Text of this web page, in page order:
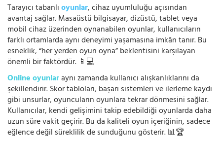
Tarayıcı tabanlıoyunlar, cihaz uyumluluğu açısından
avantaj sağlar. Masaüstü bilgisayar, dizüstü, tablet veya
mobil cihaz üzerinden oynanabilen oyunlar, kullanıcıların
farklı ortamlarda aynı deneyimi yaşamasına imkân tanır. Bu
esneklik, “her yerden oyun oyna” beklentisini karşılayan
önemli bir faktördür. 📱💻
Online oyunlaraynı zamanda kullanıcı alışkanlıklarını da
şekillendirir. Skor tabloları, başarı sistemleri ve ilerleme kaydı
gibi unsurlar, oyuncuların oyunlara tekrar dönmesini sağlar.
Kullanıcılar, kendi gelişimini takip edebildiği oyunlarda daha
uzun süre vakit geçirir. Bu da kaliteli oyun içeriğinin, sadece
eğlence değil süreklilik de sunduğunu gösterir. 📊🏆